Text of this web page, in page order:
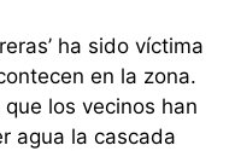
ha sido víctima
en la zona.
los vecinos han
agua la cascada